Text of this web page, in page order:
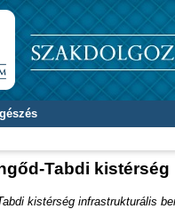
Tabdi
kistérség infrastrukturális